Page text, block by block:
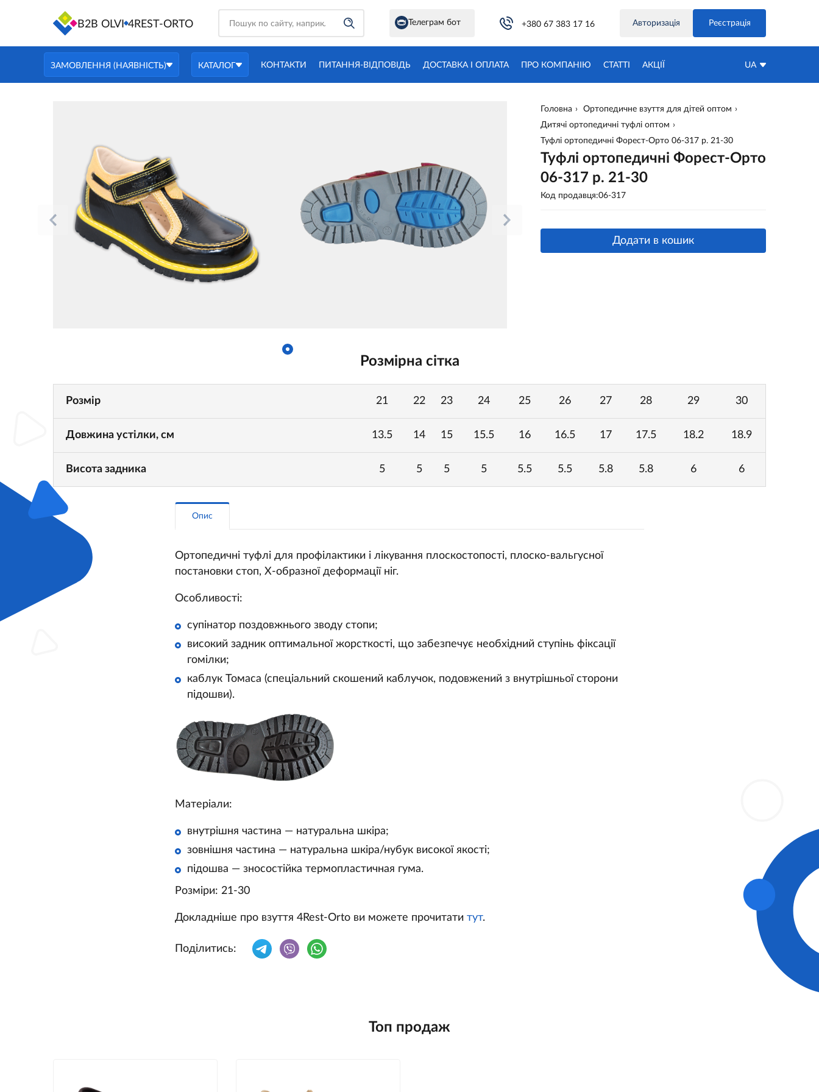
B2B OLVI 4REST-ORTO Телеграм бот +380 67 383 17 16 Авторизація Реєстрація
ЗАМОВЛЕННЯ (НАЯВНІСТЬ) КАТАЛОГ КОНТАКТИ ПИТАННЯ-ВІДПОВІДЬ ДОСТАВКА І ОПЛАТА ПРО КОМПАНІЮ СТАТТІ АКЦIЇ UA
Головна
Ортопедичне взуття для дітей оптом
Дитячі ортопедичні туфлі оптом
Туфлі ортопедичні Форест-Орто 06-317 р. 21-30
Туфлі ортопедичні Форест-Орто
06-317 р. 21-30
Код продавця:06-317
Додати в кошик
Розмірна сітка
Розмір 21 22 23 24 25 26 27 28 29 30
Довжина устілки, см 13.5 14 15 15.5 16 16.5 17 17.5 18.2 18.9
Висота задника 5 5 5 5 5.5 5.5 5.8 5.8 6 6
Опис
Ортопедичні туфлі для профілактики і лікування плоскостопості, плоско-вальгусної
постановки стоп, Х-образної деформації ніг.
Особливості:
супінатор поздовжнього зводу стопи;
високий задник оптимальної жорсткості, що забезпечує необхідний ступінь фіксації
гомілки;
каблук Томаса (спеціальний скошений каблучок, подовжений з внутрішньої сторони
підошви).
Матеріали:
внутрішня частина — натуральна шкіра;
зовнішня частина — натуральна шкіра/нубук високої якості;
підошва — зносостійка термопластичная гума.
Розміри: 21-30
Докладніше про взуття 4Rest-Orto ви можете прочитати тут.
Поділитись:
Топ продаж